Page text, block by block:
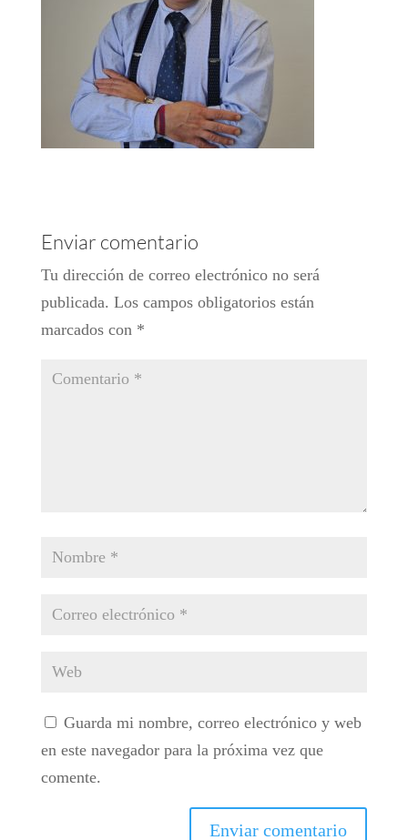
Enviar comentario
Tu dirección de correo electrónico no será
publicada. Los campos obligatorios están
marcados con *
Guarda mi nombre, correo electrónico y web
en este navegador para la próxima vez que
comente.